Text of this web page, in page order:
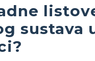
sustava